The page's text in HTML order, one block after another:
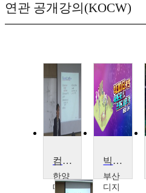
연관 공개강의(KOCW)
컴퓨터네트워크
한양
대학
빅데이터 기반 사례관리 및 프로그램 평가
부산
디지